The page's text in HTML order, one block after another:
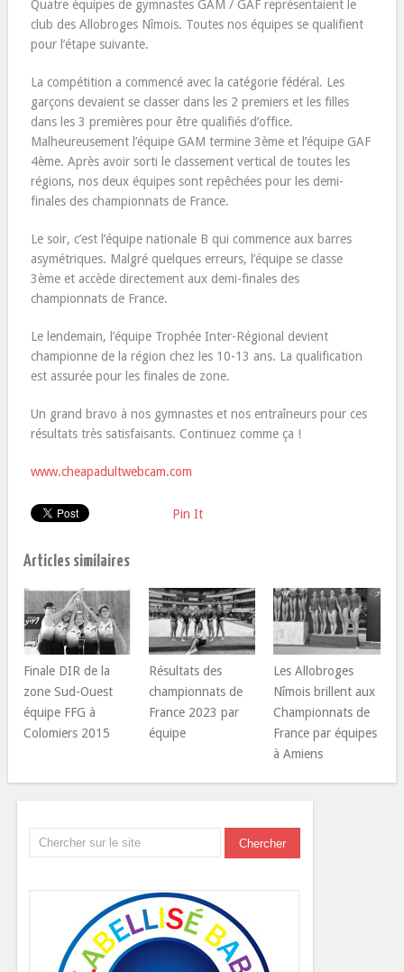
Quatre équipes de gymnastes GAM / GAF représentaient le
club des Allobroges Nîmois. Toutes nos équipes se qualifient
pour l’étape suivante.
La compétition a commencé avec la catégorie fédéral. Les
garçons devaient se classer dans les 2 premiers et les filles
dans les 3 premières pour être qualifiés d’office.
Malheureusement l’équipe GAM termine 3ème et l’équipe GAF
4ème. Après avoir sorti le classement vertical de toutes les
régions, nos deux équipes sont repêchées pour les demi-
finales des championnats de France.
Le soir, c’est l’équipe nationale B qui commence aux barres
asymétriques. Malgré quelques erreurs, l’équipe se classe
3ème et accède directement aux demi-finales des
championnats de France.
Le lendemain, l’équipe Trophée Inter-Régional devient
championne de la région chez les 10-13 ans. La qualification
est assurée pour les finales de zone.
Un grand bravo à nos gymnastes et nos entraîneurs pour ces
résultats très satisfaisants. Continuez comme ça !
www.cheapadultwebcam.com
Pin It
Articles similaires
Finale DIR de la
zone Sud-Ouest
équipe FFG à
Colomiers 2015
Résultats des
championnats de
France 2023 par
équipe
Les Allobroges
Nîmois brillent aux
Championnats de
France par équipes
à Amiens